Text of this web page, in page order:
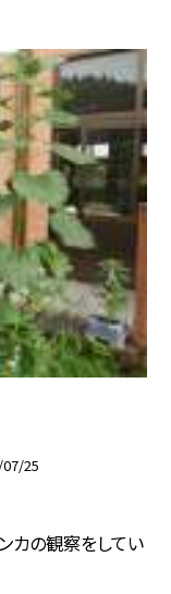
25
カの観察をしてい